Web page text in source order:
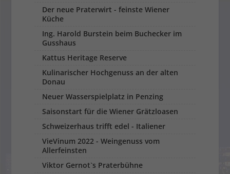
Der neue Praterwirt - feinste Wiener
Küche
Ing. Harold Burstein beim Buchecker im
Gusshaus
Kattus Heritage Reserve
Kulinarischer Hochgenuss an der alten
Donau
Neuer Wasserspielplatz in Penzing
Saisonstart für die Wiener Grätzloasen
Schweizerhaus trifft edel - Italiener
VieVinum 2022 - Weingenuss vom
Allerfeinsten
Viktor Gernot`s Praterbühne